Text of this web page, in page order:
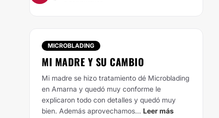
MICROBLADING
MI MADRE Y SU CAMBIO
Mi madre se hizo tratamiento dé Microblading
en Amarna y quedó muy conforme le
explicaron todo con detalles y quedó muy
bien. Además aprovechamos... Leer más